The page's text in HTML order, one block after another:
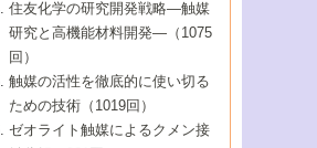
若手研究者による触媒研究の未来展望
大学・研究所編
超臨界流体を用いた化学プロセスの新
サブナノレベルでみた新しい表面現象
オレフィン重合触媒の新たな展
基礎化学品製造の触媒技術
第92回触媒討論会
基礎化学品製造の触媒技術
資源の循環と触媒技術
こんな触媒が欲しい
第90回触媒討論会
触媒研究と学術雑誌/情報
若い世代からみた触媒化学の現状と未
水素製造・利用の触媒化学
触媒研究における新しい切り口：コン
トリアルケミストリー
第88回触媒討論会特集号
企業における触媒研究のブレークスル
反応ダイナミクス
触媒のおもしろさをどのように伝える
第86回触媒討論会
第83回触媒討論会
均一系触媒反応最前線
実用炭素材料の新展開
研究の方法論を考える
と21世紀への提言/創立40周年記念・触
会この10年の歩みとこれから/創立40周
第81回触媒討論会
均一系と不均一系触媒反応-その特徴と
第79回触媒討論会
最新NO除去触媒の実用化研究
巻（1996年）
触媒の構造と触媒作用/C1化学を中心と
21世紀への触媒
巻（1995年）
ファインケミカルズと固体触媒
巻（1994年）
住友化学の研究開発戦略―触媒
研究と高機能材料開発―（1075
回）
触媒の活性を徹底的に使い切る
ための技術（1019回）
ゼオライト触媒によるクメン接